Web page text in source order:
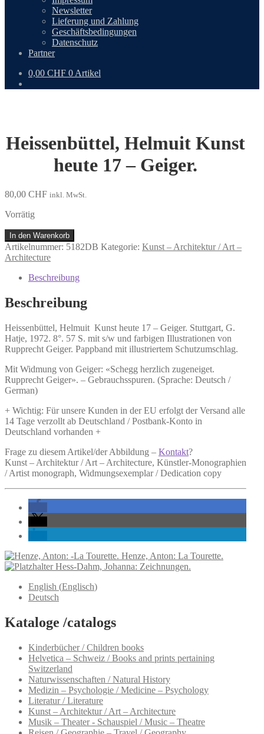
Newsletter
Lieferung und Zahlung
Geschäftsbedingungen
Datenschutz
Partner
0,00 CHF 0 Artikel
Heissenbüttel, Helmuit Kunst
heute 17 – Geiger.
80,00 CHF inkl. MwSt.
Vorrätig
Heissenbüttel,
Helmuit
Kunst
Geiger.
Menge
In den Warenkorb
Artikelnummer: 5182DB Kategorie: Kunst – Architektur / Art –
Architecture
Beschreibung
Beschreibung
Heissenbüttel, Helmuit Kunst heute 17 – Geiger. Stuttgart, G.
Hatje, 1972. 8°. 57 S. mit s/w und farbigen Illustrationen von
Rupprecht Geiger. Pappband mit illustriertem Schutzumschlag.
Mit Widmung von Geiger: «Schegg herzlich zugeneiget.
Rupprecht Geiger». – Gebrauchsspuren. (Sprache: Deutsch /
German)
+ Wichtig: Für unsere Kunden in der EU erfolgt der Versand alle
14 Tage verzollt ab Deutschland / Postbank-Konto in
Deutschland vorhanden +
Frage zu diesem Artikel/der Abbildung – Kontakt?
Kunst – Architektur / Art – Architecture, Künstler-Monographien
/ Artist monograph, Widmungsexemplar / Dedication copy
Henze, Anton: La Tourette.
Hess-Dahm, Johanna: Zeichnungen.
English (Englisch)
Deutsch
Kataloge /catalogs
Kinderbücher / Children books
Helvetica – Schweiz / Books and prints pertaining
Switzerland
Naturwissenschaften / Natural History
Medizin – Psychologie / Medicine – Psychology
Literatur / Literature
Kunst – Architektur / Art – Architecture
Musik – Theater - Schauspiel / Music – Theatre